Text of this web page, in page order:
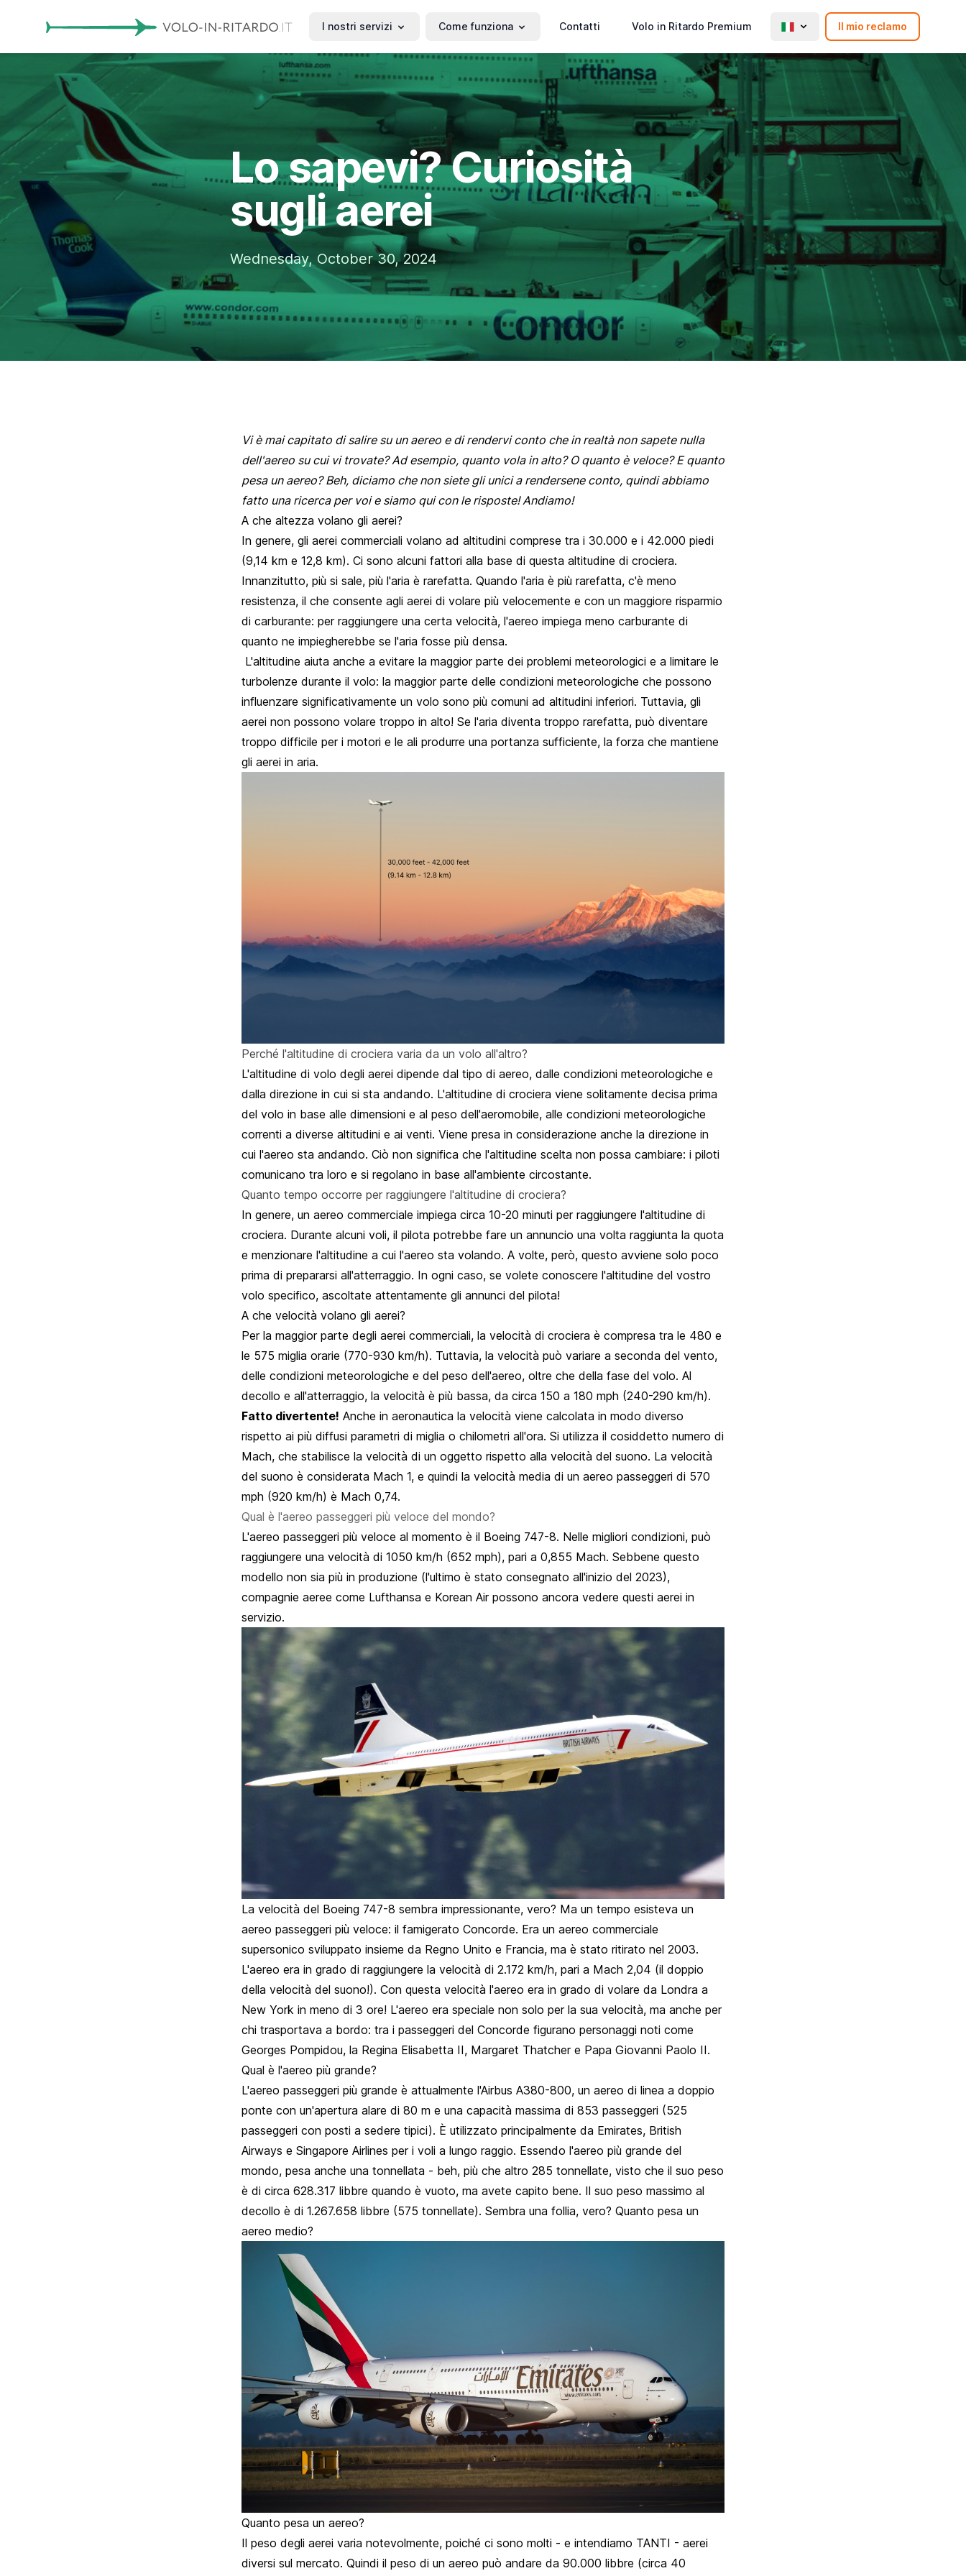
I nostri servizi Come funziona Contatti Volo in Ritardo Premium Il mio reclamo
Lo sapevi? Curiosità
sugli aerei
Wednesday, October 30, 2024
Vi è mai capitato di salire su un aereo e di rendervi conto che in realtà non sapete nulla
dell'aereo su cui vi trovate? Ad esempio, quanto vola in alto? O quanto è veloce? E quanto
pesa un aereo? Beh, diciamo che non siete gli unici a rendersene conto, quindi abbiamo
fatto una ricerca per voi e siamo qui con le risposte! Andiamo!
A che altezza volano gli aerei?
In genere, gli aerei commerciali volano ad altitudini comprese tra i 30.000 e i 42.000 piedi
(9,14 km e 12,8 km). Ci sono alcuni fattori alla base di questa altitudine di crociera.
Innanzitutto, più si sale, più l'aria è rarefatta. Quando l'aria è più rarefatta, c'è meno
resistenza, il che consente agli aerei di volare più velocemente e con un maggiore risparmio
di carburante: per raggiungere una certa velocità, l'aereo impiega meno carburante di
quanto ne impiegherebbe se l'aria fosse più densa.
L'altitudine aiuta anche a evitare la maggior parte dei problemi meteorologici e a limitare le
turbolenze durante il volo: la maggior parte delle condizioni meteorologiche che possono
influenzare significativamente un volo sono più comuni ad altitudini inferiori. Tuttavia, gli
aerei non possono volare troppo in alto! Se l'aria diventa troppo rarefatta, può diventare
troppo difficile per i motori e le ali produrre una portanza sufficiente, la forza che mantiene
gli aerei in aria.
Perché l'altitudine di crociera varia da un volo all'altro?
L'altitudine di volo degli aerei dipende dal tipo di aereo, dalle condizioni meteorologiche e
dalla direzione in cui si sta andando. L'altitudine di crociera viene solitamente decisa prima
del volo in base alle dimensioni e al peso dell'aeromobile, alle condizioni meteorologiche
correnti a diverse altitudini e ai venti. Viene presa in considerazione anche la direzione in
cui l'aereo sta andando. Ciò non significa che l'altitudine scelta non possa cambiare: i piloti
comunicano tra loro e si regolano in base all'ambiente circostante.
Quanto tempo occorre per raggiungere l'altitudine di crociera?
In genere, un aereo commerciale impiega circa 10-20 minuti per raggiungere l'altitudine di
crociera. Durante alcuni voli, il pilota potrebbe fare un annuncio una volta raggiunta la quota
e menzionare l'altitudine a cui l'aereo sta volando. A volte, però, questo avviene solo poco
prima di prepararsi all'atterraggio. In ogni caso, se volete conoscere l'altitudine del vostro
volo specifico, ascoltate attentamente gli annunci del pilota!
A che velocità volano gli aerei?
Per la maggior parte degli aerei commerciali, la velocità di crociera è compresa tra le 480 e
le 575 miglia orarie (770-930 km/h). Tuttavia, la velocità può variare a seconda del vento,
delle condizioni meteorologiche e del peso dell'aereo, oltre che della fase del volo. Al
decollo e all'atterraggio, la velocità è più bassa, da circa 150 a 180 mph (240-290 km/h).
Fatto divertente! Anche in aeronautica la velocità viene calcolata in modo diverso
rispetto ai più diffusi parametri di miglia o chilometri all'ora. Si utilizza il cosiddetto numero di
Mach, che stabilisce la velocità di un oggetto rispetto alla velocità del suono. La velocità
del suono è considerata Mach 1, e quindi la velocità media di un aereo passeggeri di 570
mph (920 km/h) è Mach 0,74.
Qual è l'aereo passeggeri più veloce del mondo?
L'aereo passeggeri più veloce al momento è il Boeing 747-8. Nelle migliori condizioni, può
raggiungere una velocità di 1050 km/h (652 mph), pari a 0,855 Mach. Sebbene questo
modello non sia più in produzione (l'ultimo è stato consegnato all'inizio del 2023),
compagnie aeree come Lufthansa e Korean Air possono ancora vedere questi aerei in
servizio.
La velocità del Boeing 747-8 sembra impressionante, vero? Ma un tempo esisteva un
aereo passeggeri più veloce: il famigerato Concorde. Era un aereo commerciale
supersonico sviluppato insieme da Regno Unito e Francia, ma è stato ritirato nel 2003.
L'aereo era in grado di raggiungere la velocità di 2.172 km/h, pari a Mach 2,04 (il doppio
della velocità del suono!). Con questa velocità l'aereo era in grado di volare da Londra a
New York in meno di 3 ore! L'aereo era speciale non solo per la sua velocità, ma anche per
chi trasportava a bordo: tra i passeggeri del Concorde figurano personaggi noti come
Georges Pompidou, la Regina Elisabetta II, Margaret Thatcher e Papa Giovanni Paolo II.
Qual è l'aereo più grande?
L'aereo passeggeri più grande è attualmente l'Airbus A380-800, un aereo di linea a doppio
ponte con un'apertura alare di 80 m e una capacità massima di 853 passeggeri (525
passeggeri con posti a sedere tipici). È utilizzato principalmente da Emirates, British
Airways e Singapore Airlines per i voli a lungo raggio. Essendo l'aereo più grande del
mondo, pesa anche una tonnellata - beh, più che altro 285 tonnellate, visto che il suo peso
è di circa 628.317 libbre quando è vuoto, ma avete capito bene. Il suo peso massimo al
decollo è di 1.267.658 libbre (575 tonnellate). Sembra una follia, vero? Quanto pesa un
aereo medio?
Quanto pesa un aereo?
Il peso degli aerei varia notevolmente, poiché ci sono molti - e intendiamo TANTI - aerei
diversi sul mercato. Quindi il peso di un aereo può andare da 90.000 libbre (circa 40